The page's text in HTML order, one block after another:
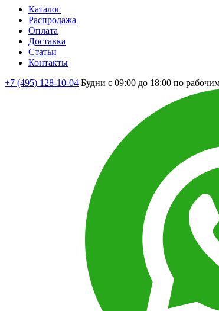
Каталог
Распродажа
Оплата
Доставка
Статьи
Контакты
+7 (495) 128-10-04 Будни с 09:00 до 18:00 по